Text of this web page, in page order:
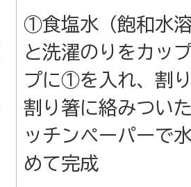
①食塩水（飽和水
と洗濯のりをカッ
プに①を入れ、割
割り箸に絡みつい
ッチンペーパーで
めて完成